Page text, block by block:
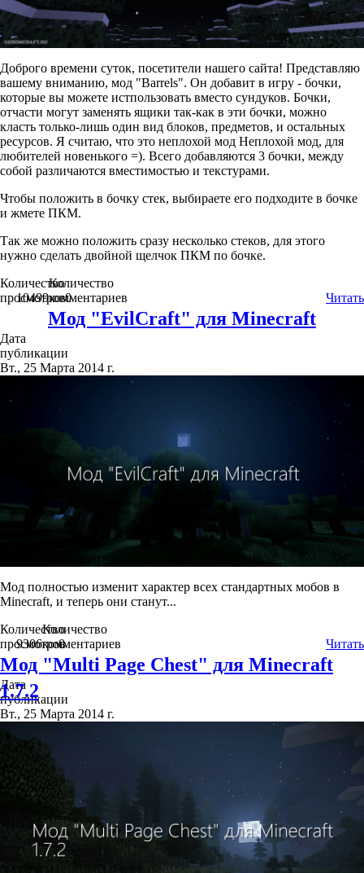
Доброго времени суток, посетители нашего сайта! Представляю
вашему вниманию, мод "Barrels". Он добавит в игру - бочки,
которые вы можете истпользовать вместо сундуков. Бочки,
отчасти могут заменять ящики так-как в эти бочки, можно
класть только-лишь один вид блоков, предметов, и остальных
ресурсов. Я считаю, что это неплохой мод Неплохой мод, для
любителей новенького =). Всего добавляются 3 бочки, между
собой различаются вместимостью и текстурами.
Чтобы положить в бочку стек, выбираете его подходите в бочке
и жмете ПКМ.
Так же можно положить сразу несколько стеков, для этого
нужно сделать двойной щелчок ПКМ по бочке.
Количество
просмотров
10499
Количество
комментариев
0 Читать
Мод "EvilCraft" для Minecraft
Дата
публикации
Вт., 25 Марта 2014 г.
Мод полностью изменит характер всех стандартных мобов в
Minecraft, и теперь они станут...
Количество
просмотров
9306
Количество
комментариев
0 Читать
Мод "Multi Page Chest" для Minecraft
1.7.2
Дата
публикации
Вт., 25 Марта 2014 г.